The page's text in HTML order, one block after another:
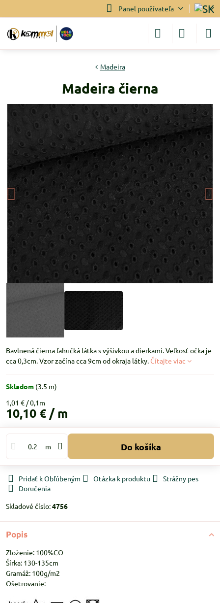
Panel používateľa
Madeira
Madeira čierna
Bavlnená čierna ľahučká látka s výšivkou a dierkami. Veľkosť očka je
cca 0,3cm. Vzor začína cca 9cm od okraja látky. Čítajte viac
Skladom (3.5 m)
1,01 €
10,10 € / m
m Do košíka
Pridať k Obľúbeným Otázka k produktu
Strážny pes
Doručenia
Skladové číslo:4756
Popis
Zloženie: 100%CO
Šírka: 130-135cm
Gramáž: 100g/m2
Ošetrovanie: